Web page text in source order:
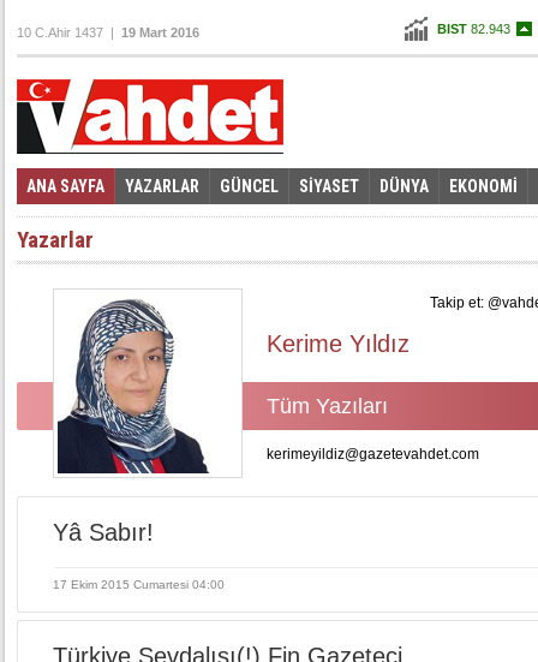
BIST 82.943
10 C.Ahir 1437 | 19 Mart 2016
ANA SAYFA YAZARLAR GÜNCEL SİYASET DÜNYA EKONOMİ
Yazarlar
Kerime Yıldız
Tüm Yazıları
kerimeyildiz@gazetevahdet.com
Yâ Sabır!
17 Ekim 2015 Cumartesi 04:00
Türkiye Sevdalısı(!) Fin Gazeteci
Takip et: